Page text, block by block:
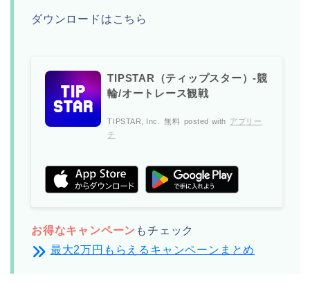
ダウンロードはこちら
TIPSTAR（ティップスター）-競
輪/オートレース観戦
TIPSTAR, Inc. 無料 posted with アプリー
チ
お得なキャンペーン もチェック
最大2万円もらえるキャンペーンまとめ